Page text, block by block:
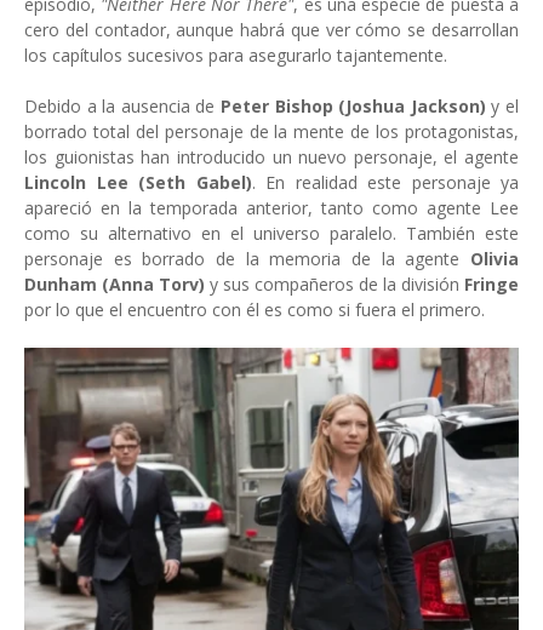
cero del contador, aunque habrá que ver cómo se desarrollan
los capítulos sucesivos para asegurarlo tajantemente.
Debido a la ausencia de Peter Bishop (Joshua Jackson) y el
borrado total del personaje de la mente de los protagonistas,
los guionistas han introducido un nuevo personaje, el agente
Lincoln Lee (Seth Gabel). En realidad este personaje ya
apareció en la temporada anterior, tanto como agente Lee
como su alternativo en el universo paralelo. También este
personaje es borrado de la memoria de la agente Olivia
Dunham (Anna Torv) y sus compañeros de la división Fringe
por lo que el encuentro con él es como si fuera el primero.